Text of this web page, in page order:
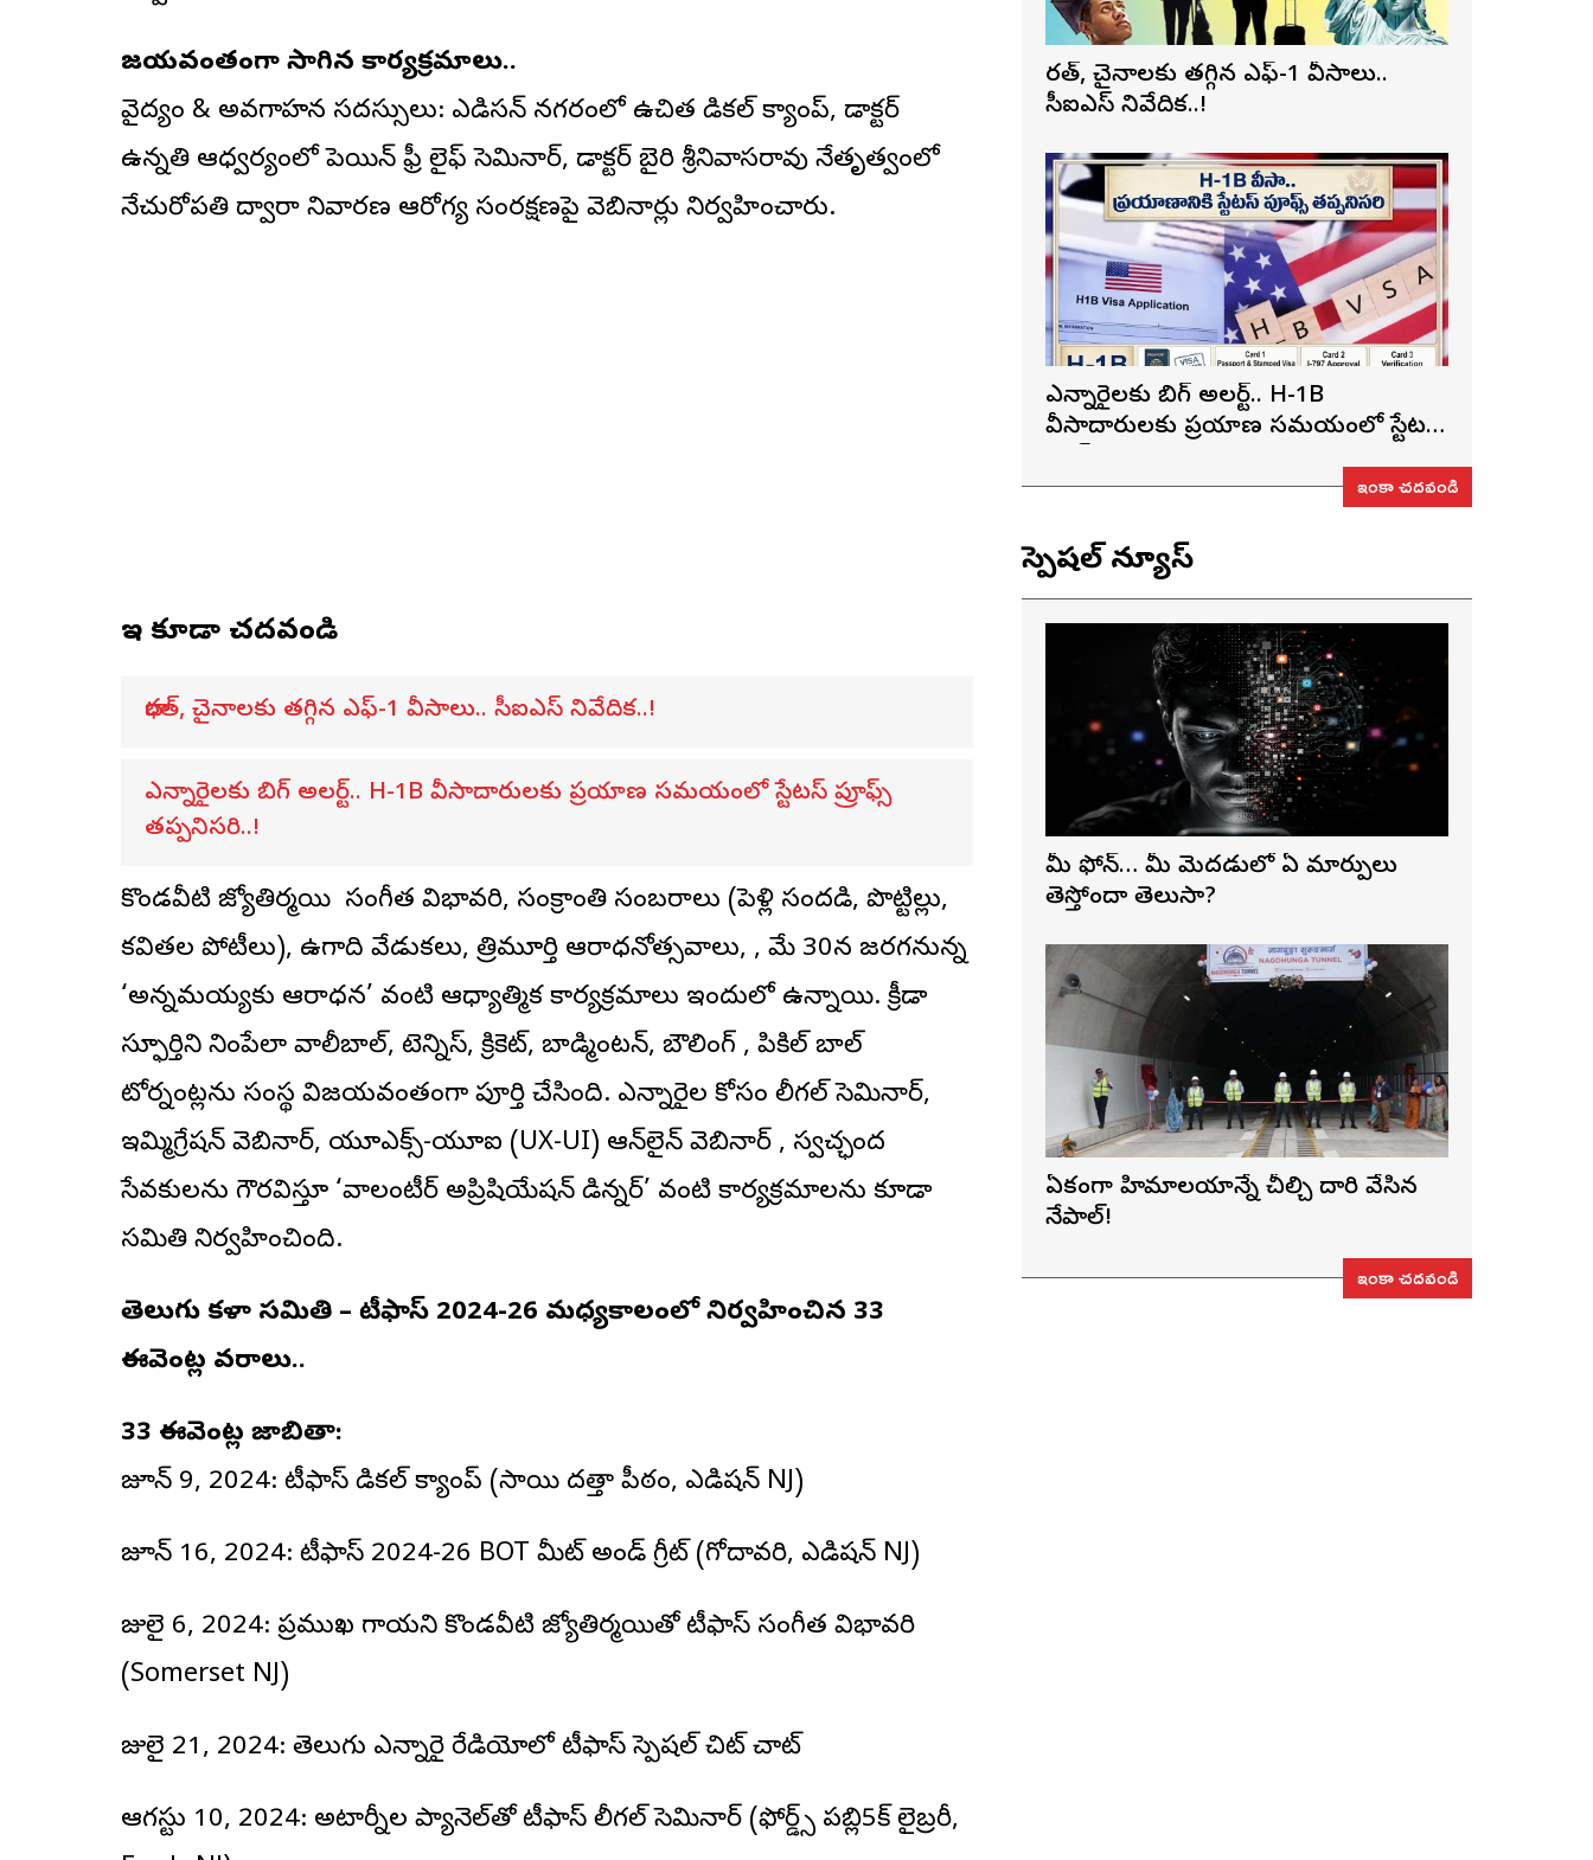
విజయవంతంగా సాగిన కార్యక్రమాలు..
వైద్యం & అవగాహన సదస్సులు: ఎడిసన్ నగరంలో ఉచిత మెడికల్ క్యాంప్, డాక్టర్
ఉన్నతి ఆధ్వర్యంలో పెయిన్ ఫ్రీ లైఫ్ సెమినార్, డాక్టర్ బైరి శ్రీనివాసరావు నేతృత్వంలో
నేచురోపతి ద్వారా నివారణ ఆరోగ్య సంరక్షణపై వెబినార్లు నిర్వహించారు.
ఇవి కూడా చదవండి
భారత్, చైనాలకు తగ్గిన ఎఫ్-1 వీసాలు.. సీఐఎస్ నివేదిక..!
ఎన్నారైలకు బిగ్ అలర్ట్.. H-1B వీసాదారులకు ప్రయాణ సమయంలో స్టేటస్ ప్రూఫ్స్
తప్పనిసరి..!
కొండవీటి జ్యోతిర్మయి సంగీత విభావరి, సంక్రాంతి సంబరాలు (పెళ్లి సందడి, పొట్టిల్లు,
కవితల పోటీలు), ఉగాది వేడుకలు, త్రిమూర్తి ఆరాధనోత్సవాలు, , మే 30న జరగనున్న
‘అన్నమయ్యకు ఆరాధన’ వంటి ఆధ్యాత్మిక కార్యక్రమాలు ఇందులో ఉన్నాయి. క్రీడా
స్ఫూర్తిని నింపేలా వాలీబాల్, టెన్నిస్, క్రికెట్, బాడ్మింటన్, బౌలింగ్ , పికిల్ బాల్
టోర్నమెంట్లను సంస్థ విజయవంతంగా పూర్తి చేసింది. ఎన్నారైల కోసం లీగల్ సెమినార్,
ఇమ్మిగ్రేషన్ వెబినార్, యూఎక్స్-యూఐ (UX-UI) ఆన్‌లైన్ వెబినార్ , స్వచ్ఛంద
సేవకులను గౌరవిస్తూ ‘వాలంటీర్ అప్రిషియేషన్ డిన్నర్’ వంటి కార్యక్రమాలను కూడా
సమితి నిర్వహించింది.
తెలుగు కళా సమితి – టీఫాస్ 2024-26 మధ్యకాలంలో నిర్వహించిన 33
ఈవెంట్ల వివరాలు..
33 ఈవెంట్ల జాబితా:
జూన్ 9, 2024: టీఫాస్ మెడికల్ క్యాంప్ (సాయి దత్తా పీఠం, ఎడిషన్ NJ)
జూన్ 16, 2024: టీఫాస్ 2024-26 BOT మీట్ అండ్ గ్రీట్ (గోదావరి, ఎడిషన్ NJ)
జులై 6, 2024: ప్రముఖ గాయని కొండవీటి జ్యోతిర్మయితో టీఫాస్ సంగీత విభావరి
(Somerset NJ)
జులై 21, 2024: తెలుగు ఎన్నారై రేడియోలో టీఫాస్ స్పెషల్ చిట్ చాట్
ఆగస్టు 10, 2024: అటార్నీల ప్యానెల్‌తో టీఫాస్ లీగల్ సెమినార్ (ఫోర్డ్స్ పబ్లి5క్ లైబ్రరీ,
భారత్, చైనాలకు తగ్గిన ఎఫ్-1 వీసాలు..
సీఐఎస్ నివేదిక..!
ఎన్నారైలకు బిగ్ అలర్ట్.. H-1B
వీసాదారులకు ప్రయాణ సమయంలో స్టేటస్
ఇంకా చదవండి
స్పెషల్ న్యూస్
మీ ఫోన్… మీ మెదడులో ఏ మార్పులు
తెస్తోందా తెలుసా?
ఏకంగా హిమాలయాన్నే చీల్చి దారి వేసిన
నేపాల్!
ఇంకా చదవండి